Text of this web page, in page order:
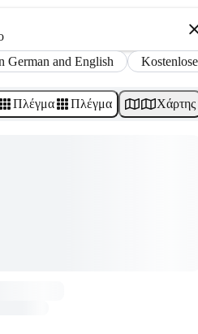
German and English
Πλέγμα Πλέγμα Χάρτης